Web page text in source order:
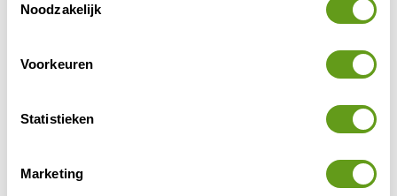
Noodzakelijk
Voorkeuren
Statistieken
Marketing
Bacalar is een azuurblauwe lagune in Mexico.
Bekijk de foto's van het azuurblauwe meer,